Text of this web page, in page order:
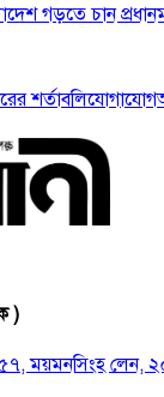
গড়তে চান
শর্তাবলিযোগাযোগ
)
ময়মনসিংহ লেন,